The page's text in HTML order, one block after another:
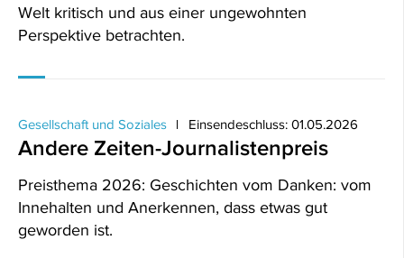
Welt kritisch und aus einer ungewohnten
Perspektive betrachten.
Gesellschaft und Soziales Einsendeschluss: 01.05.2026
Andere Zeiten-Journalistenpreis
Preisthema 2026: Geschichten vom Danken: vom
Innehalten und Anerkennen, dass etwas gut
geworden ist.